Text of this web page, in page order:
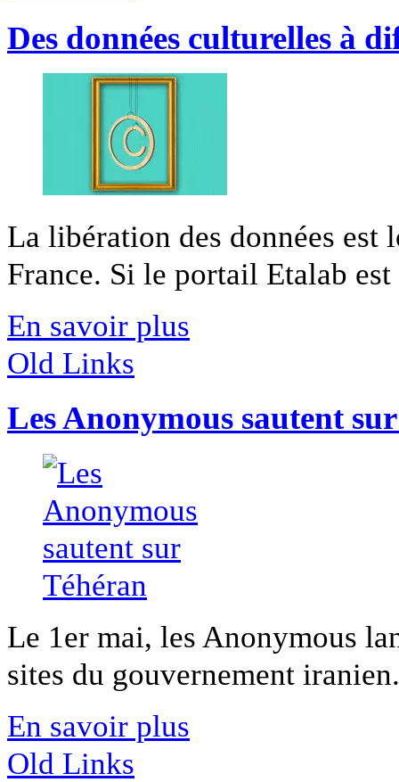
Des données culturelles à
La libération des données est
France. Si le portail Etalab
En savoir plus
Old Links
Les Anonymous sautent
Le 1er mai, les Anonymous
sites du gouvernement
En savoir plus
Old Links